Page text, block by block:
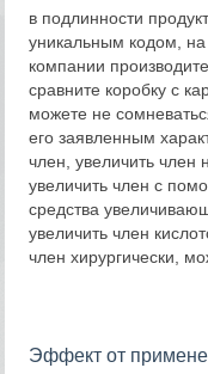
в подлинности
уникальным кодом,
компании
сравните коробку с
можете не
его заявленным
член, увеличить член
увеличить член с
средства
увеличить член
член хирургически,
Эффект от